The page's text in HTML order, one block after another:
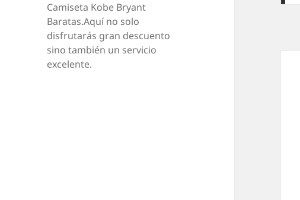
Camiseta Kobe Bryant
Baratas.Aquí no solo
disfrutarás gran descuento
sino también un servicio
excelente.